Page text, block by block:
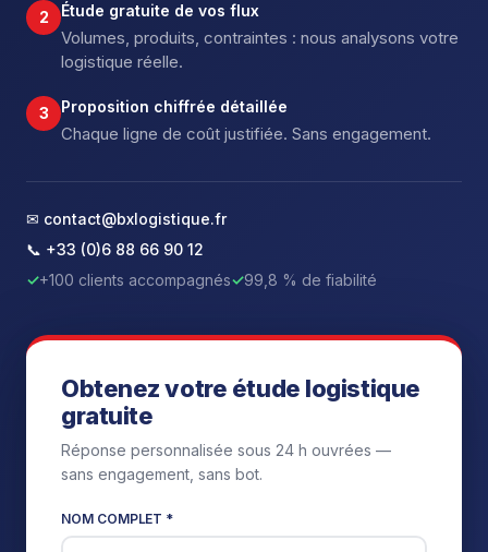
2 Étude gratuite de vos flux
Volumes, produits, contraintes : nous analysons votre
logistique réelle.
3 Proposition chiffrée détaillée
Chaque ligne de coût justifiée. Sans engagement.
✉ contact@bxlogistique.fr
📞 +33 (0)6 88 66 90 12
✓+100 clients accompagnés✓99,8 % de fiabilité
Obtenez votre étude logistique
gratuite
Réponse personnalisée sous 24 h ouvrées —
sans engagement, sans bot.
NOM COMPLET *